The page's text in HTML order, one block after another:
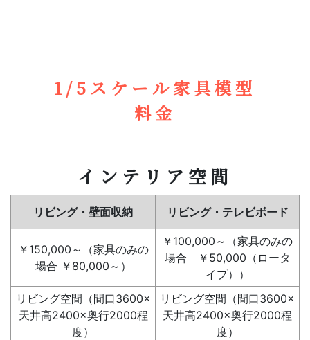
1/5スケール家具模型
料金
インテリア空間
リビング・壁面収納 リビング・テレビボード
￥150,000～（家具のみの
場合 ￥80,000～）
￥100,000～（家具のみの
場合 ￥50,000（ロータ
イプ））
リビング空間（間口3600×
天井高2400×奥行2000程
度）
リビング空間（間口3600×
天井高2400×奥行2000程
度）